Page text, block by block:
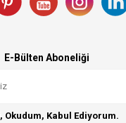
E-Bülten Aboneliği
, Okudum, Kabul Ediyorum.